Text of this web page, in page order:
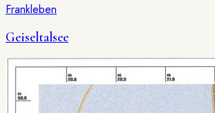
Frankleben
Geiseltalsee